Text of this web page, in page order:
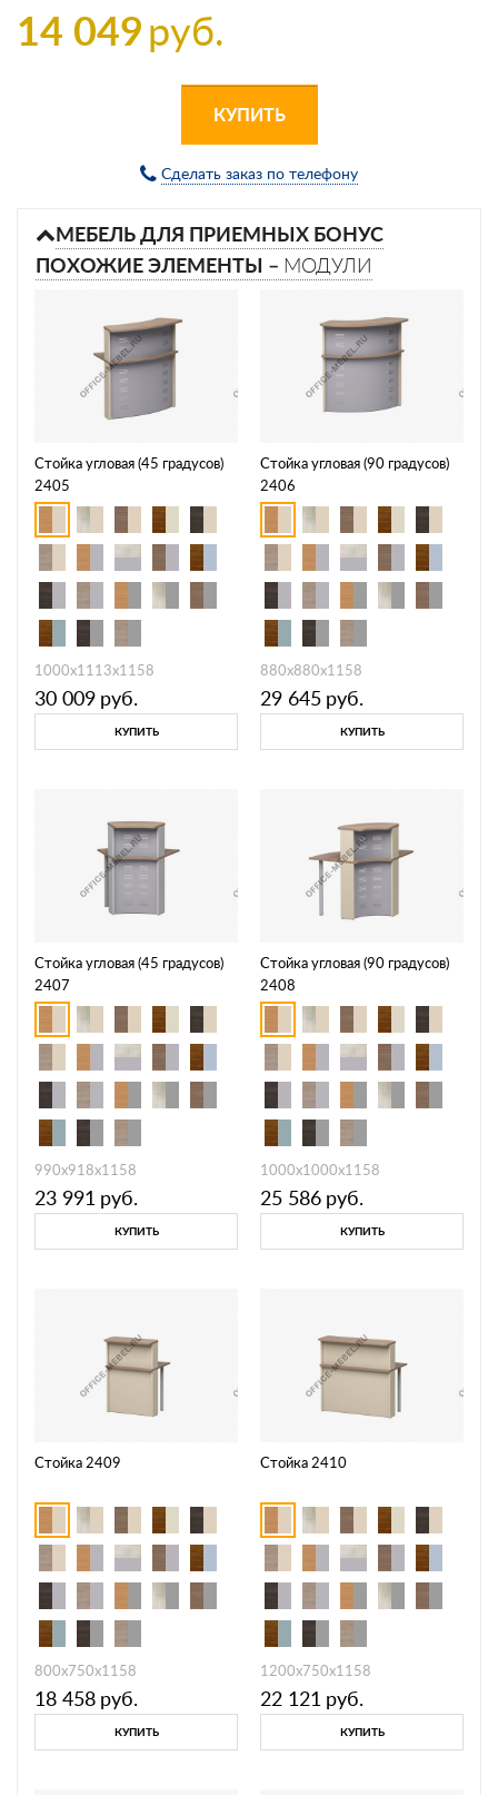
14 049руб.
КУПИТЬ
Сделать заказ по телефону
МЕБЕЛЬ ДЛЯ ПРИЕМНЫХ БОНУС
ПОХОЖИЕ ЭЛЕМЕНТЫ – МОДУЛИ
Стойка угловая (45 градусов)
2405
1000х1113х1158
30 009 руб.
КУПИТЬ
Стойка угловая (90 градусов)
2406
880х880х1158
29 645 руб.
КУПИТЬ
Стойка угловая (45 градусов)
2407
990х918х1158
23 991 руб.
КУПИТЬ
Стойка угловая (90 градусов)
2408
1000х1000х1158
25 586 руб.
КУПИТЬ
Стойка 2409
800х750х1158
18 458 руб.
КУПИТЬ
Стойка 2410
1200х750х1158
22 121 руб.
КУПИТЬ